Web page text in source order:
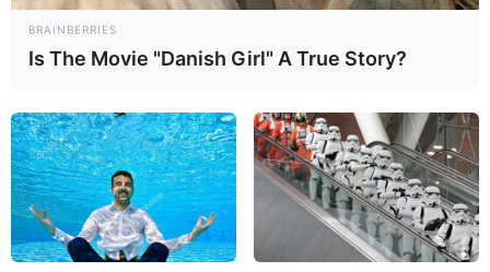
BRAINBERRIES
Is The Movie "Danish Girl" A True Story?